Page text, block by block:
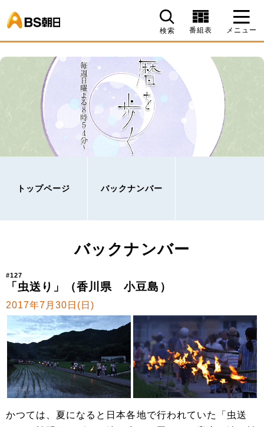
検索 番組表 メニュー
トップページ バックナンバー
バックナンバー
#127
「虫送り」（香川県 小豆島）
2017年7月30日(日)
かつては、夏になると日本各地で行われていた「虫送